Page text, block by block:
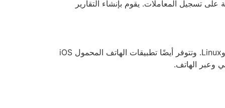
تسجيل المعاملات. يقوم بإنشاء التقارير
بالطبع البرنامج متوافق مع أنظمة التشغيل Windows وMac وLinux. وتتوفر أيضًا تطبيقات الهاتف المحمول iOS